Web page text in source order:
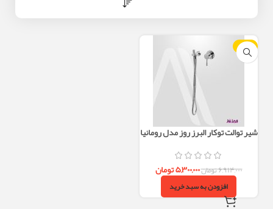
-23%
شیر توالت توکار البرز روز مدل رومانیا
۶,۹۱۴,۰۰۰تومان۵,۳۰۰,۰۰۰تومان
افزودن به سبد خرید